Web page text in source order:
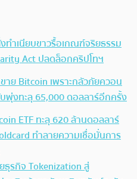
ทำเนียบขาวรื้อเกณฑ์จริยธรรม
Act ปลดล็อกคริปโทฯ
าย Bitcoin เพราะกลัวภัยควอน
พุ่งทะลุ 65,000 ดอลลาร์อีกครั้ง
ETF ทะลุ 620 ล้านดอลลาร์
ทำลายความเชื่อมั่นการ
ธุรกิจ Tokenization สู่